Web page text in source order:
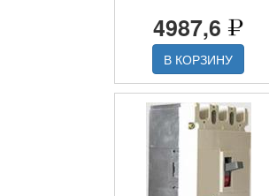
4987,6
В КОРЗИНУ